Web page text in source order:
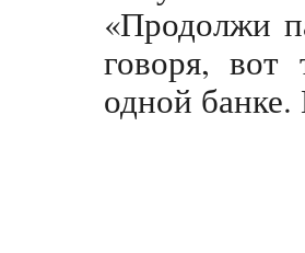
«Продолжи
говоря, вот
одной